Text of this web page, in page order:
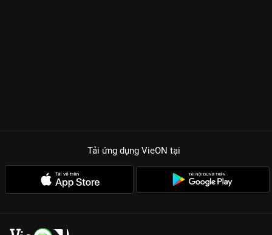
Tải ứng dụng VieON tại